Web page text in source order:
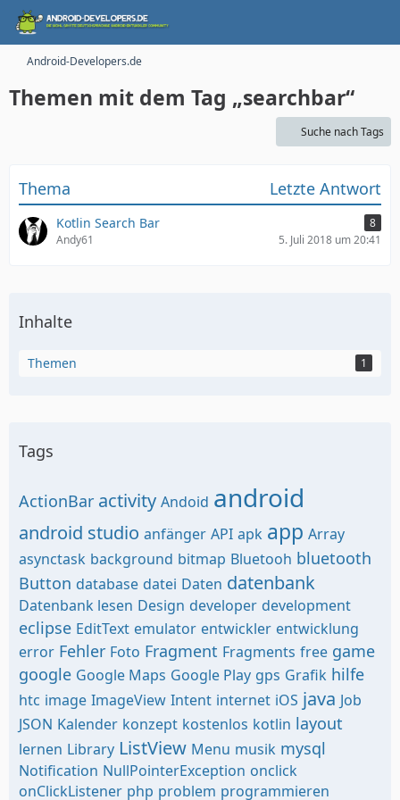
Android-Developers.de
Themen mit dem Tag „searchbar“
Suche nach Tags
Thema Letzte Antwort
Kotlin Search Bar
8
Andy61
5. Juli 2018 um 20:41
Inhalte
Themen 1
Tags
ActionBar activity Andoid android
android studio anfänger API apk app Array
asynctask background bitmap Bluetooh bluetooth
Button database datei Daten datenbank
Datenbank lesen Design developer development
eclipse EditText emulator entwickler entwicklung
error Fehler Foto Fragment Fragments free game
google Google Maps Google Play gps Grafik hilfe
htc image ImageView Intent internet iOS java Job
JSON Kalender konzept kostenlos kotlin layout
lernen Library ListView Menu musik mysql
Notification NullPointerException onclick
onClickListener php problem programmieren